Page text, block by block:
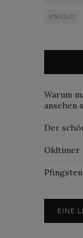
UNIQLO
Warum
ansehen
Der
Oldtimer
EINE